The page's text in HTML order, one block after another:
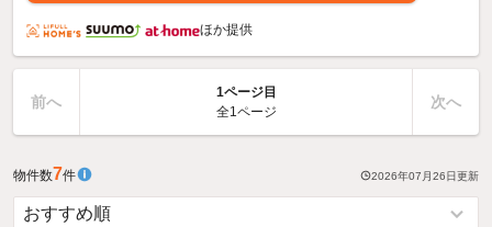
ほか提供
前へ
1ページ目
全1ページ
次へ
物件数7件 2026年07月26日更新